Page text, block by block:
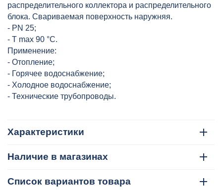
распределительного коллектора и распределительного
блока. Свариваемая поверхность наружняя.
- PN 25;
- T max 90 °C.
Применение:
- Отопление;
- Горячее водоснабжение;
- Холодное водоснабжение;
- Технические трубопроводы.
Характеристики
Наличие в магазинах
Список вариантов товара